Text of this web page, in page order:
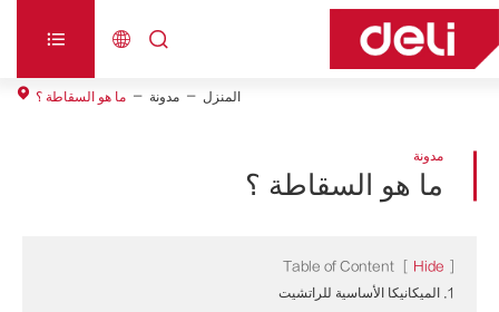



المنزل مدونة ما هو السقاطة ؟
مدونة
ما هو السقاطة ؟
Table of Content Hide
1. الميكانيكا الأساسية للراتشيت